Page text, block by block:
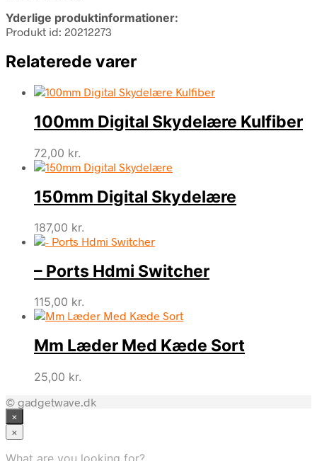
Yderlige produktinformationer:
Produkt id: 20212273
Relaterede varer
100mm Digital Skydelære Kulfiber
72,00 kr.
150mm Digital Skydelære
187,00 kr.
– Ports Hdmi Switcher
115,00 kr.
Mm Læder Med Kæde Sort
25,00 kr.
© gadgetwave.dk
×
×
What are you looking for?